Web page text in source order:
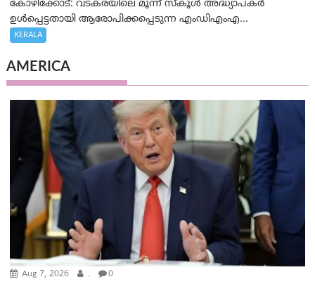
കോഴിക്കോട്: വടകരയിലെ മൂന്ന് സ്കൂൾ അദ്ധ്യാപകർ
ഉൾപ്പെട്ടതായി ആരോപിക്കപ്പെടുന്ന എംഡിഎംഎ...
KERALA
AMERICA
Aug 7, 2026 . 0